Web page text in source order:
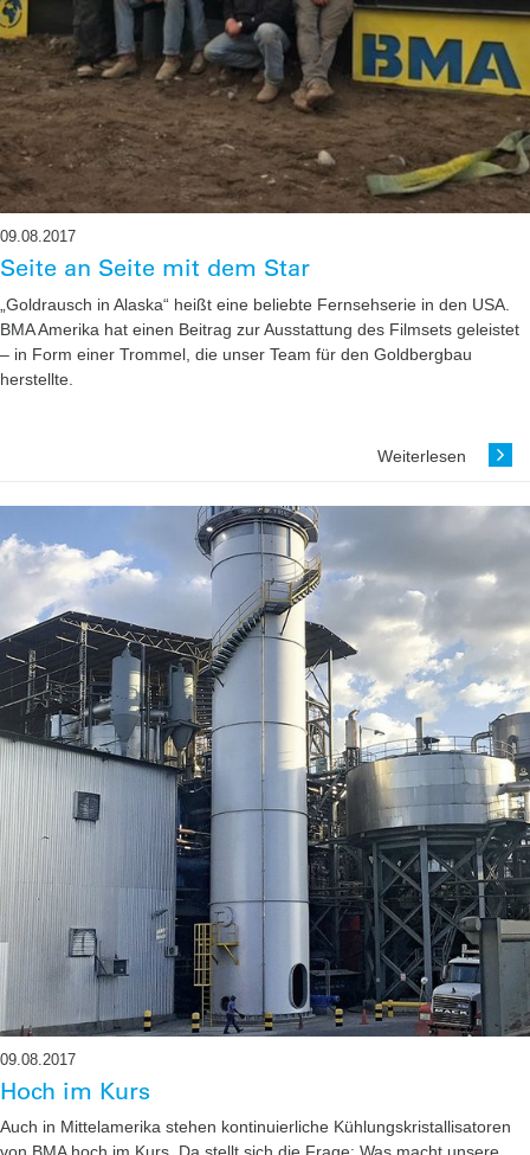
09.08.2017
Seite an Seite mit dem Star
„Goldrausch in Alaska“ heißt eine beliebte Fernsehserie in den USA.
BMA Amerika hat einen Beitrag zur ­Ausstattung des Filmsets geleistet
– in Form einer Trommel, die unser Team für den Goldbergbau
herstellte.
Weiterlesen
09.08.2017
Hoch im Kurs
Auch in Mittelamerika stehen kontinuierliche Kühlungskristallisatoren